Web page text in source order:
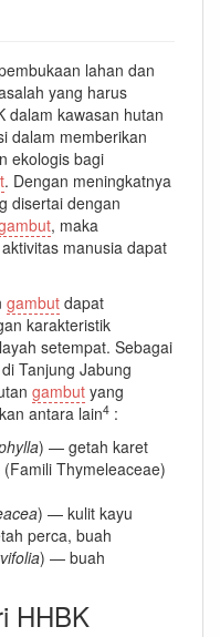
lahan dan
yang harus
dalam kawasan hutan
dalam memberikan
ekologis bagi
. Dengan meningkatnya
disertai dengan
, maka
manusia dapat
gambut dapat
karakteristik
setempat. Sebagai
di Tanjung Jabung
gambut yang
antara lain4 :
) — getah karet
Thymeleaceae)
) — kulit kayu
perca, buah
) — buah
HHBK